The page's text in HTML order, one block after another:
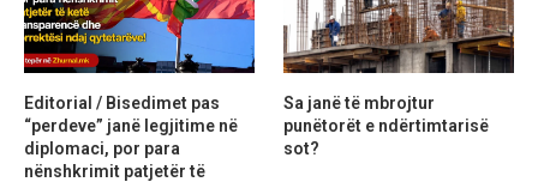
Editorial / Bisedimet pas
“perdeve” janë legjitime në
diplomaci, por para
nënshkrimit patjetër të
Sa janë të mbrojtur
punëtorët e ndërtimtarisë
sot?